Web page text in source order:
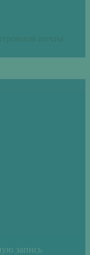
почты
запись